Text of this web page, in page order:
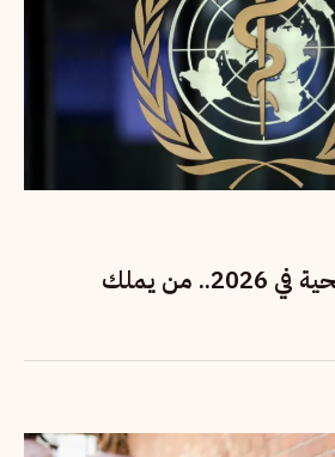
حماية البيانات الصحية في 2026.. من يملك